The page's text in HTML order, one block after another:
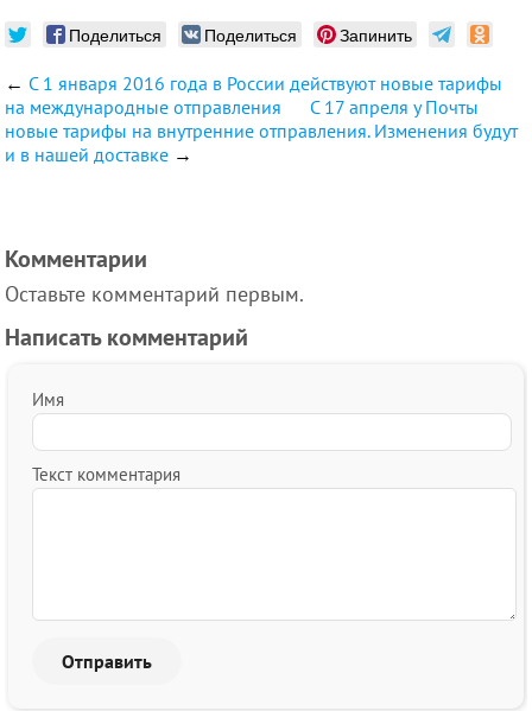
Поделиться Поделиться Запинить
← С 1 января 2016 года в России действуют новые тарифы
на международные отправления
С 17 апреля у Почты
новые тарифы на внутренние отправления. Изменения будут
и в нашей доставке →
Комментарии
Оставьте комментарий первым.
Написать комментарий
Имя
Текст комментария